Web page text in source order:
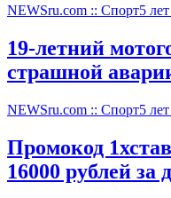
NEWSru.com :: Спорт5
19-летний
страшной
NEWSru.com :: Спорт5
Промокод
16000 рублей за